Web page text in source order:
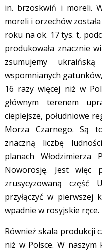
in. brzoskwiń i moreli.
moreli i orzechów
roku na ok. 17 tys. t,
produkowała znacznie
zsumujemy
wspomnianych
16 razy więcej niż w
głównym terenem
cieplejsze, południowe
Morza Czarnego. Są
znaczną liczbę
planach Włodzimierza
Noworosję. Jest więc
zrusycyzowaną część
przyłączyć w pierwszej
wpadnie w rosyjskie ręce.
Również skala produkcji
niż w Polsce. W